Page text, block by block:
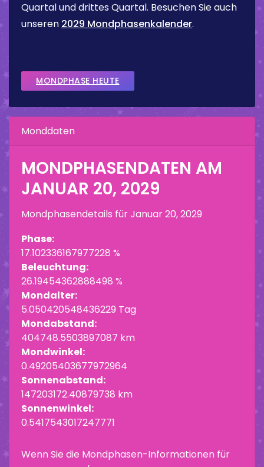
Quartal und drittes Quartal. Besuchen Sie auch
unseren 2029 Mondphasenkalender.
MONDPHASE HEUTE
Monddaten
MONDPHASENDATEN AM
JANUAR 20, 2029
Mondphasendetails fürJanuar 20, 2029
Phase:
17.102336167977228 %
Beleuchtung:
26.19454362888498 %
Mondalter:
5.050420548436229 Tag
Mondabstand:
404748.5503897087 km
Mondwinkel:
0.49205403677972964
Sonnenabstand:
147203172.40879738 km
Sonnenwinkel:
0.5417543017247771
Wenn Sie die Mondphasen-Informationen für